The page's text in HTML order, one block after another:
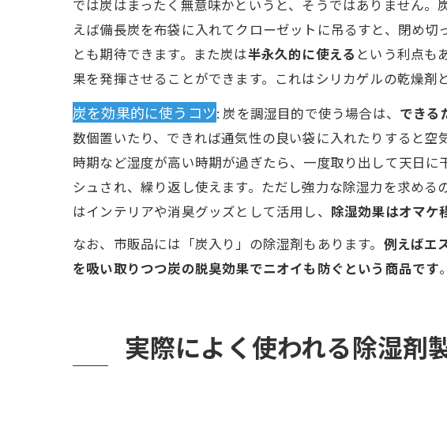
では炭はまったく無意味かというと、そうではありません。
えば備長炭を布袋に入れてクローゼットに吊るすと、閉め
とも期待できます。また炭は半永久的に使える という利点も
果を発揮させることができます。これはシリカゲルの乾燥剤
炭を効果的に使うコツ: 炭を調湿目的で使う場合は、 できる
数個置いたり、できれば通気性の良い袋に入れたりすると
時期など湿度が高い時期が過ぎたら、一度取り出して天日
シュされ、繰り返し使えます。ただし強力な除湿力を求める
はインテリアや消臭グッズとして活用し、 除湿効果はオマケ
なお、市販品には「炭入り」の除湿剤もあります。 例えばエ
を吸い取りつつ炭の脱臭効果でニオイも防ぐという商品です
実際によく使われる除湿剤